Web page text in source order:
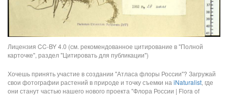
Лицензия CC-BY 4.0 (см. рекомендованное цитирование в "Полной
карточке", раздел "Цитировать для публикации")
Хочешь принять участие в создании "Атласа флоры России"? Загружай
свои фотографии растений в природе и точку съемки на iNaturalist, где
они станут частью нашего нового проекта "Флора России | Flora of